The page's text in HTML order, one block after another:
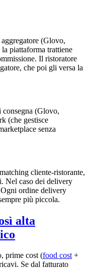
(Glovo,
piattaforma trattiene
Il ristoratore
che poi gli versa la
consegna (Glovo,
(che gestisce
senza
cliente-ristorante,
Nel caso dei delivery
ordine delivery
più piccola.
alta
prime cost (food cost+
Se dal fatturato